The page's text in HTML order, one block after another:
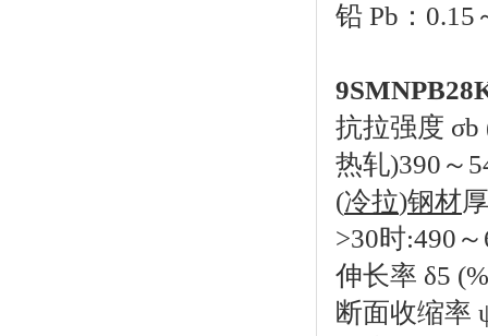
铅 Pb：0.15
抗拉强度 σb
热轧)390～
(冷拉)钢材
>30时:490
伸长率 δ5
断面收缩率